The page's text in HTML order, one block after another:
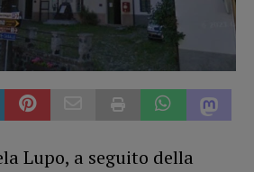
Lupo, a seguito della